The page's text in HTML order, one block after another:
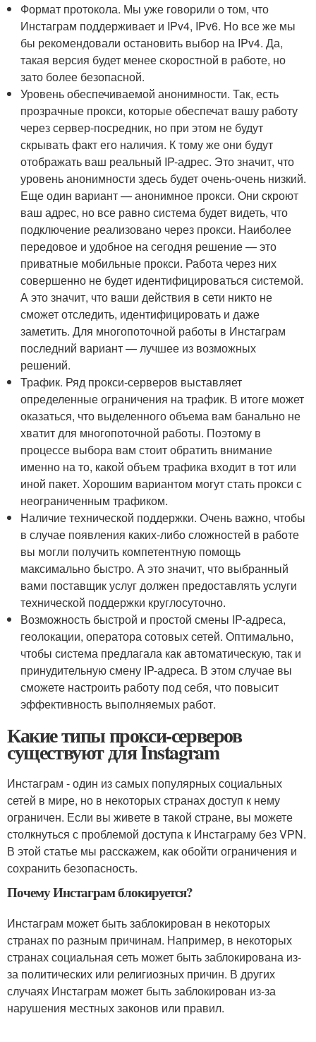
Формат протокола. Мы уже говорили о том, что
Инстаграм поддерживает и IPv4, IPv6. Но все же мы
бы рекомендовали остановить выбор на IPv4. Да,
такая версия будет менее скоростной в работе, но
зато более безопасной.
Уровень обеспечиваемой анонимности. Так, есть
прозрачные прокси, которые обеспечат вашу работу
через сервер-посредник, но при этом не будут
скрывать факт его наличия. К тому же они будут
отображать ваш реальный IP-адрес. Это значит, что
уровень анонимности здесь будет очень-очень низкий.
Еще один вариант — анонимное прокси. Они скроют
ваш адрес, но все равно система будет видеть, что
подключение реализовано через прокси. Наиболее
передовое и удобное на сегодня решение — это
приватные мобильные прокси. Работа через них
совершенно не будет идентифицироваться системой.
А это значит, что ваши действия в сети никто не
сможет отследить, идентифицировать и даже
заметить. Для многопоточной работы в Инстаграм
последний вариант — лучшее из возможных
решений.
Трафик. Ряд прокси-серверов выставляет
определенные ограничения на трафик. В итоге может
оказаться, что выделенного объема вам банально не
хватит для многопоточной работы. Поэтому в
процессе выбора вам стоит обратить внимание
именно на то, какой объем трафика входит в тот или
иной пакет. Хорошим вариантом могут стать прокси с
неограниченным трафиком.
Наличие технической поддержки. Очень важно, чтобы
в случае появления каких-либо сложностей в работе
вы могли получить компетентную помощь
максимально быстро. А это значит, что выбранный
вами поставщик услуг должен предоставлять услуги
технической поддержки круглосуточно.
Возможность быстрой и простой смены IP-адреса,
геолокации, оператора сотовых сетей. Оптимально,
чтобы система предлагала как автоматическую, так и
принудительную смену IP-адреса. В этом случае вы
сможете настроить работу под себя, что повысит
эффективность выполняемых работ.
Какие типы прокси-серверов
существуют для Instagram
Инстаграм - один из самых популярных социальных
сетей в мире, но в некоторых странах доступ к нему
ограничен. Если вы живете в такой стране, вы можете
столкнуться с проблемой доступа к Инстаграму без VPN.
В этой статье мы расскажем, как обойти ограничения и
сохранить безопасность.
Почему Инстаграм блокируется?
Инстаграм может быть заблокирован в некоторых
странах по разным причинам. Например, в некоторых
странах социальная сеть может быть заблокирована из-
за политических или религиозных причин. В других
случаях Инстаграм может быть заблокирован из-за
нарушения местных законов или правил.